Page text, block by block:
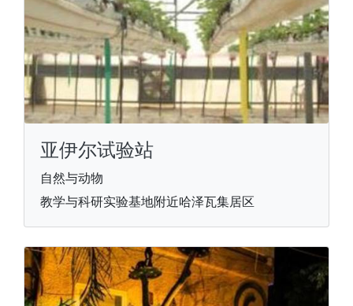
亚伊尔试验站
自然与动物
教学与科研实验基地附近哈泽瓦集居区